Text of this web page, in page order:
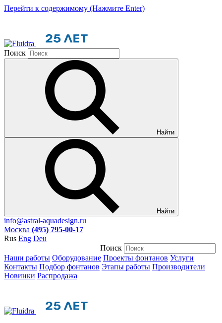
Перейти к содержимому (Нажмите Enter)
Поиск
Найти
Найти
info@astral-aquadesign.ru
Москва (495) 795-00-17
Rus Eng Deu
Поиск
Наши работы Оборудование Проекты фонтанов Услуги
Контакты Подбор фонтанов Этапы работы Производители
Новинки Распродажа